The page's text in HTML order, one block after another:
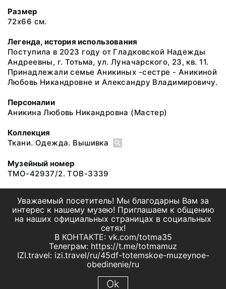
Размер
72х66 см.
Легенда, история использования
Поступила в 2023 году от Гладковской Надежды
Андреевны, г. Тотьма, ул. Луначарского, 23, кв. 11.
Принадлежали семье Аникиных -сестре - Аникиной
Любовь Никандровне и Александру Владимировичу.
Персоналии
Аникина Любовь Никандровна (Мастер)
Коллекция
Ткани. Одежда. Вышивка
Музейный номер
ТМО-42937/2. ТОВ-3339
Уважаемый посетитель! Мы благодарны Вам за
интерес к нашему музею! Приглашаем к общению
на наших официальных страницах в социальных
сетях!
В КОНТАКТЕ: vk.com/totma35
Телеграм: https://t.me/totmamuz
IZI.travel: izi.travel/ru/45df-totemskoe-muzeynoe-
obedinenie/ru
Ok